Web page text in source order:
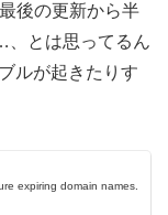
最後の更新から半
とは思ってるん
ルが起きたりす
expiring domain names.